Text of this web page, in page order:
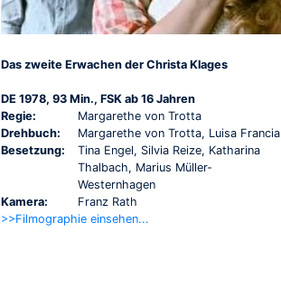
Das zweite Erwachen der Christa Klages
DE 1978, 93 Min., FSK ab 16 Jahren
Regie:
Margarethe von Trotta
Drehbuch:
Margarethe von Trotta, Luisa Francia
Besetzung:
Tina Engel, Silvia Reize, Katharina
Thalbach, Marius Müller-
Westernhagen
Kamera:
Franz Rath
>>Filmographie einsehen...